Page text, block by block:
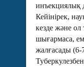
инъекциялық
Кейінірек,
кезде және ол
шығармаса,
жалғасады (6-